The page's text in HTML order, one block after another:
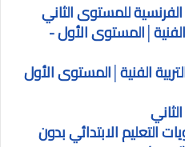
للمستوى الثاني
الفنية│المستوى الأول -
الفنية│المستوى الأول
لثاني
التعليم الابتدائي بدون